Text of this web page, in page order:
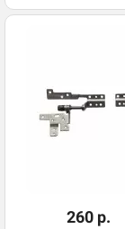
260 р.